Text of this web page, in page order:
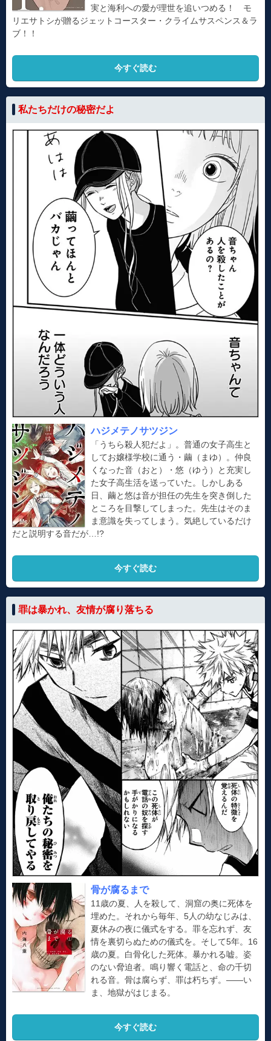
実と海利への愛が理世を追いつめる！ モ
リエサトシが贈るジェットコースター・クライムサスペンス＆ラ
ブ！！
今すぐ読む
私たちだけの秘密だよ
ハジメテノサツジン
「うちら殺人犯だよ」。普通の女子高生と
してお嬢様学校に通う・繭（まゆ）。仲良
くなった音（おと）・悠（ゆう）と充実し
た女子高生活を送っていた。しかしある
日、繭と悠は音が担任の先生を突き倒した
ところを目撃してしまった。先生はそのま
ま意識を失ってしまう。気絶しているだけ
だと説明する音だが…!?
今すぐ読む
罪は暴かれ、友情が腐り落ちる
骨が腐るまで
11歳の夏、人を殺して、洞窟の奥に死体を
埋めた。それから毎年、5人の幼なじみは、
夏休みの夜に儀式をする。罪を忘れず、友
情を裏切らぬための儀式を。そして5年。16
歳の夏。白骨化した死体。暴かれる嘘。姿
のない脅迫者。鳴り響く電話と、命の千切
れる音。骨は腐らず、罪は朽ちず。――い
ま、地獄がはじまる。
今すぐ読む